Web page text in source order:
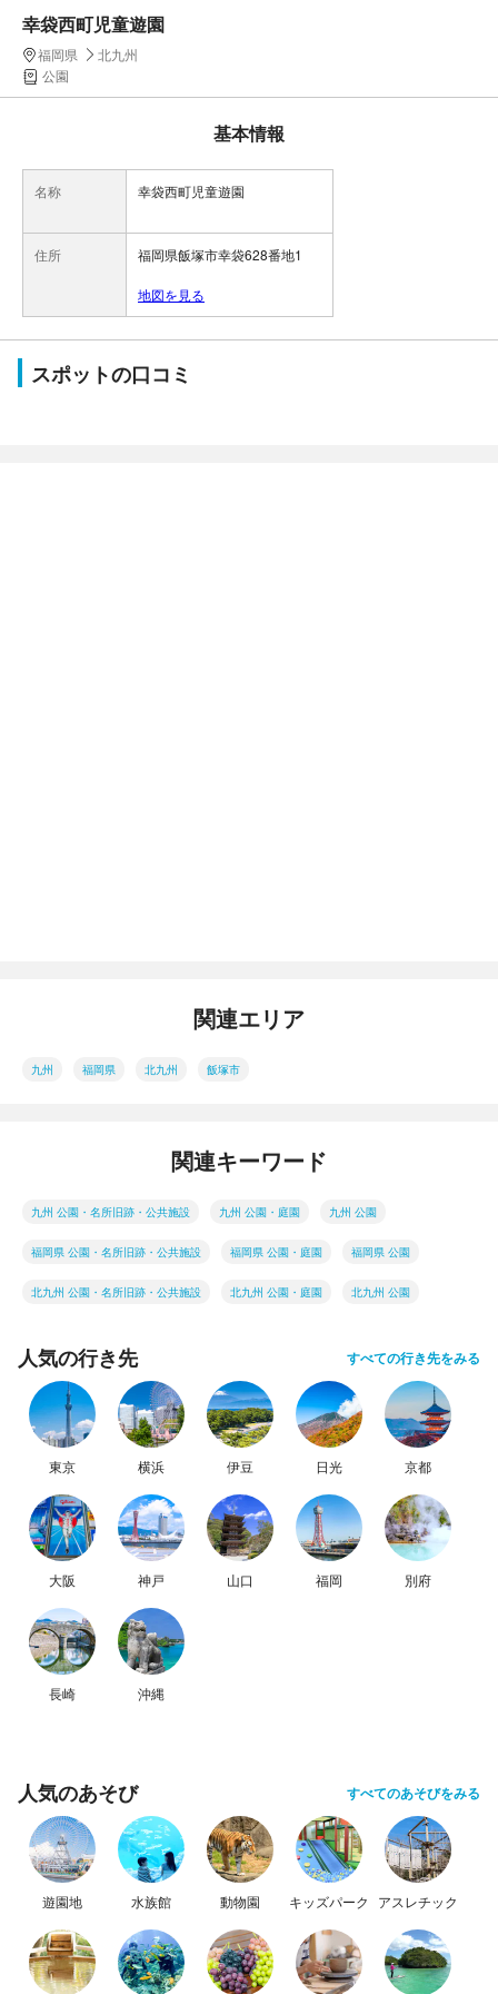
幸袋西町児童遊園
福岡県
北九州
公園
基本情報
名称 幸袋西町児童遊園
住所 福岡県飯塚市幸袋628番地1
地図を見る
スポットの口コミ
関連エリア
九州 福岡県 北九州 飯塚市
関連キーワード
九州 公園・名所旧跡・公共施設 九州 公園・庭園 九州 公園
福岡県 公園・名所旧跡・公共施設 福岡県 公園・庭園 福岡県 公園
北九州 公園・名所旧跡・公共施設 北九州 公園・庭園 北九州 公園
人気の行き先 すべての行き先をみる
東京 横浜 伊豆 日光 京都
大阪 神戸 山口 福岡 別府
長崎 沖縄
人気のあそび すべてのあそびをみる
遊園地 水族館 動物園 キッズパーク アスレチック